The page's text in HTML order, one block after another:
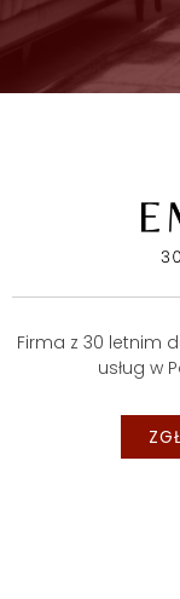
Firma z 30 letnim
usług w